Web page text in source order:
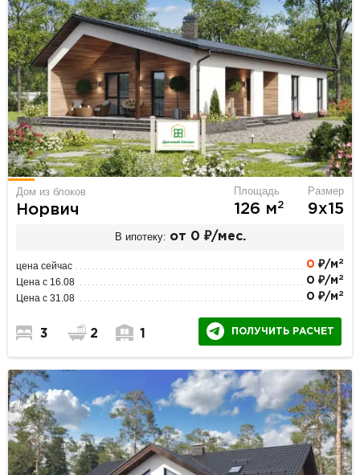
Дом из блоков
Норвич
Площадь
126 м2
Размер
9х15
В ипотеку: от 0 ₽/мес.
цена сейчас 0 ₽/м 2
Цена с 16.08 0 ₽/м 2
Цена с 31.08 0 ₽/м 2
3 2 1 ПОЛУЧИТЬ РАСЧЕТ